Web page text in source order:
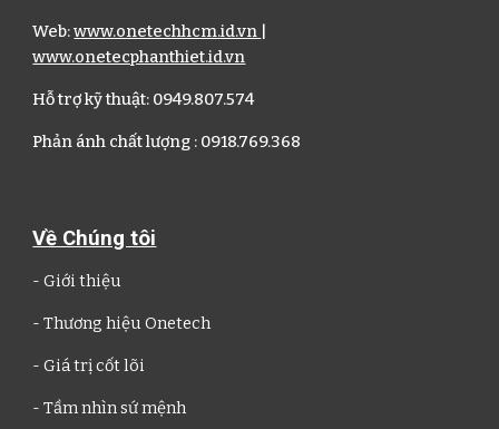
Web:www.onetechhcm.id.vn |
www.onetecphanthiet.id.vn
Hỗ trợ kỹ thuật: 0949.807.574
Phản ánh chất lượng : 0918.769.368
Về Chúng tôi
-Giới thiệu
- Thương hiệuOnetech
- Giá trị cốt lõi
- Tầm nhìn sứ mệnh